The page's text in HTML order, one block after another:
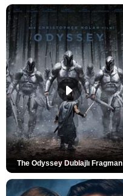
The Odyssey Dublajlı Fragman